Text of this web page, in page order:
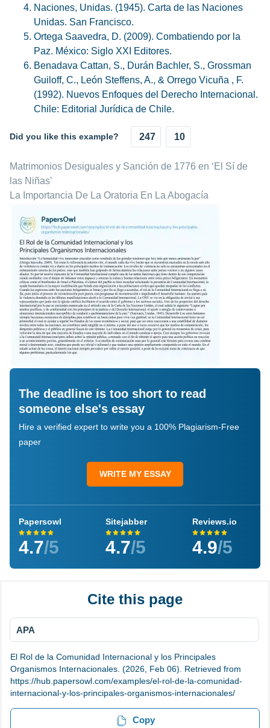
Naciones, Unidas. (1945). Carta de las Naciones
Unidas. San Francisco.
Ortega Saavedra, D. (2009). Combatiendo por la
Paz. México: Siglo XXI Editores.
Benadava Cattan, S., Durán Bachler, S., Grossman
Guiloff, C., León Steffens, A., & Orrego Vicuña , F.
(1992). Nuevos Enfoques del Derecho Internacional.
Chile: Editorial Jurídica de Chile.
Did you like this example? 247 10
Matrimonios Desiguales y Sanción de 1776 en ‘El Sí de
las Niñas’
La Importancia De La Oratoria En La Abogacía
The deadline is too short to read
someone else's essay
Hire a verified expert to write you a 100% Plagiarism-Free
paper
WRITE MY ESSAY
Papersowl
4.7/5
Sitejabber
4.7/5
Reviews.io
4.9/5
Cite this page
APA
El Rol de la Comunidad Internacional y los Principales
Organismos Internacionales. (2026, Feb 06). Retrieved from
https://hub.papersowl.com/examples/el-rol-de-la-comunidad-
internacional-y-los-principales-organismos-internacionales/
Copy